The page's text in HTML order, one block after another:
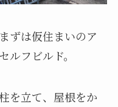
ずは仮住まいのア
フビルド。
を立て、屋根をか